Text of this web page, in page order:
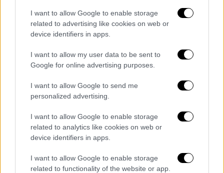
I want to allow Google to enable storage
related to advertising like cookies on web or
device identifiers in apps.
I want to allow my user data to be sent to
Google for online advertising purposes.
I want to allow Google to send me
personalized advertising.
I want to allow Google to enable storage
related to analytics like cookies on web or
device identifiers in apps.
I want to allow Google to enable storage
related to functionality of the website or app.
Σύμφωνα με το πρακτορείο, ο κ. Κιμ τόνισε
ότι «η κατασκευή και η ανάπτυξη διαφόρων
κεφαλών βομβών διασποράς μπορούν (...) να
ενισχύσουν τη δυνατότητα πληγμάτων
υψηλής πυκνότητας για την εξουδετέρωση
συγκεκριμένων τομέων-στόχων και τη
δυνατότητα πληγμάτων υψηλής ακρίβειας».
Οι εκτοξεύσεις αυτές αύξησαν σε έξι τον
αριθμό των δοκιμών πυραύλων που είναι
γνωστό πως έχουν γίνει στη Βόρεια Κορέα
από την αρχή της χρονιάς, ενώ στη θεωρία ο
έχει απαγορεύσει να αναπτύσσονται και